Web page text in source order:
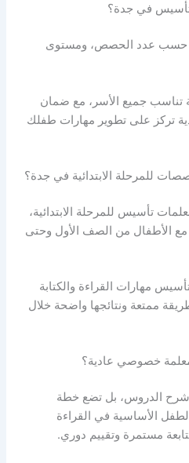
في جدة؟
حسب عدد الحصص، ومستوى
تناسب جميع الأسر، مع ضمان
تركز على تطوير مهارات طفلك
للمرحلة الابتدائية في جدة؟
تأسيس للمرحلة الابتدائية،
مع الأطفال من الصف الأول وحتى
مهارات القراءة والكتابة
ممتعة ونتائجها واضحة خلال
خصوصي عادية؟
شرح الدروس، بل تضع خطة
الأساسية في القراءة
مستمرة وتقييم دوري.